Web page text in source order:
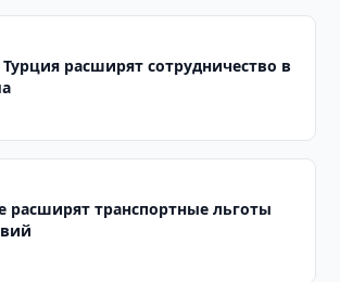
расширят сотрудничество в
расширят транспортные льготы